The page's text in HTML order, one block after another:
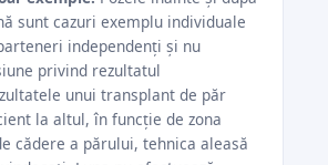
sunt cazuri exemplu individuale
independenți și nu
privind rezultatul
unui transplant de păr
la altul, în funcție de zona
cădere a părului, tehnica aleasă